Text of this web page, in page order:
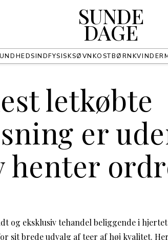
SUNDE
DAGE
SINDFYSISKSØVNKOSTBØRNKVINDER
letkøbte
er
henter
og eksklusiv tehandel beliggende i
sit brede udvalg af teer af høj kvalitet.